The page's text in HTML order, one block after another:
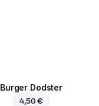
Burger Dodster
4,50 €